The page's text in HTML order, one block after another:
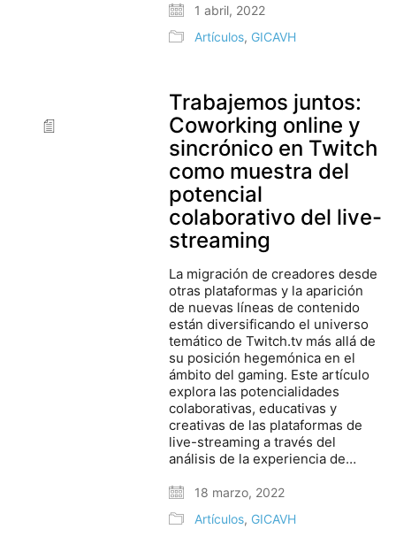
1 abril, 2022
Artículos, GICAVH
Trabajemos juntos:
Coworking online y
sincrónico en Twitch
como muestra del
potencial
colaborativo del live-
streaming
La migración de creadores desde
otras plataformas y la aparición
de nuevas líneas de contenido
están diversificando el universo
temático de Twitch.tv más allá de
su posición hegemónica en el
ámbito del gaming. Este artículo
explora las potencialidades
colaborativas, educativas y
creativas de las plataformas de
live-streaming a través del
análisis de la experiencia de…
18 marzo, 2022
Artículos, GICAVH